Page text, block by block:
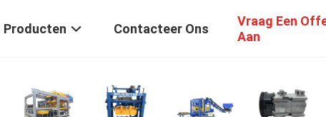
Producten Contacteer Ons
Vraag Een
Aan